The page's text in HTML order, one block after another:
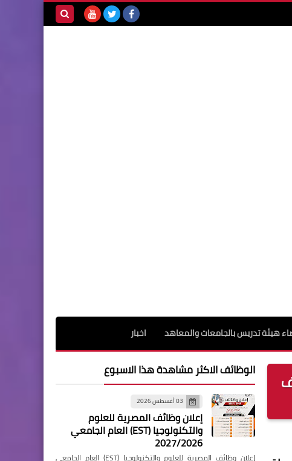
هيئة تدريس بالجامعات والمعاهد اخبار
الوظائف الاكثر مشاهدة هذا الاسبوع
03 أغسطس 2026
إعلان وظائف المصرية للعلوم
والتكنولوجيا (EST) العام الجامعي
2027/2026
إعلان وظائف المصرية للعلوم والتكنولوجيا (EST) العام الجامعي